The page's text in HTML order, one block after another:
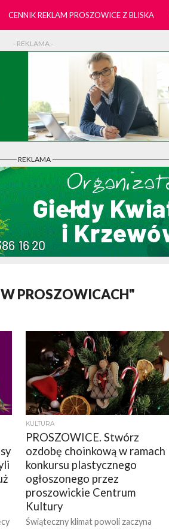
CENNIK REKLAM PROSZOWICE Z BLISKA
- REKLAMA -
- REKLAMA -
PROSZOWICACH"
KULTURA
PROSZOWICE. Stwórz
ozdobę choinkową w ramach
konkursu plastycznego
ogłoszonego przez
proszowickie Centrum
Kultury
Świąteczny klimat powoli zaczyna